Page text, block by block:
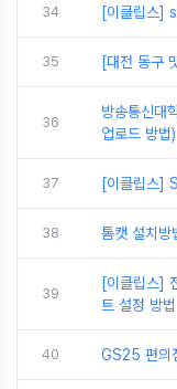
34 [이클립스]
35 [대전 동구
36
방송통신대
업로드 방법)
37 [이클립스]
38 톰캣 설치방
39
[이클립스]
트 설정 방법
40 GS25 편의